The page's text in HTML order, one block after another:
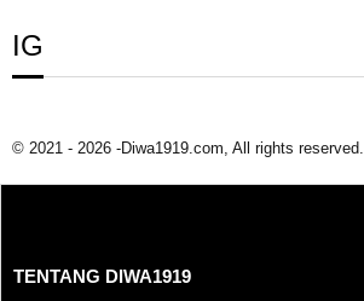
IG
© 2021 - 2026 -Diwa1919.com, All rights reserved.
TENTANG DIWA1919